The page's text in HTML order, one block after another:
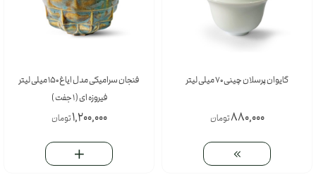
گایوان پرسلان چینی 70 میلی لیتر
880,000تومان
فنجان سرامیکی مدل ایاغ 150 میلی لیتر
فیروزه ای ( 1 جفت )
1,200,000تومان